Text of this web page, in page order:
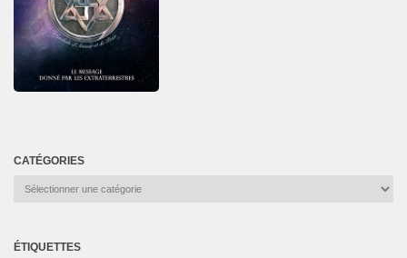
CATÉGORIES
Catégories
ÉTIQUETTES